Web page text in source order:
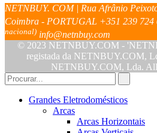
NETNBUY. COM | Rua Afrânio
Coimbra - PORTUGAL +351 239 724
nacional) info@netnbuy.com
© 2023 NETNBUY.COM -
registada da NETNBUY.COM,
NETNBUY.COM, Lda. All
Grandes Eletrodomésticos
Arcas
Arcas Horizontais